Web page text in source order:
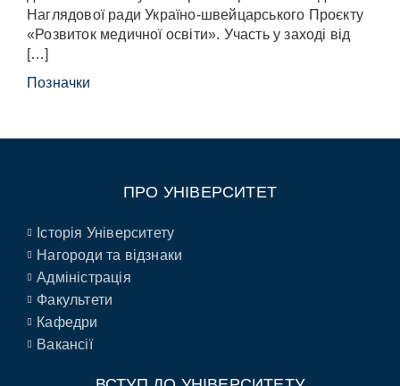
Наглядової ради Україно-швейцарського Проєкту
«Розвиток медичної освіти». Участь у заході від
[…]
Позначки
ПРО УНІВЕРСИТЕТ
Історія Університету
Нагороди та відзнаки
Адміністрація
Факультети
Кафедри
Вакансії